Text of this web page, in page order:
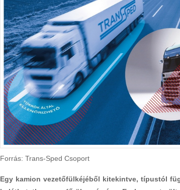
Forrás: Trans-Sped Csoport
Egy kamion vezetőfülkéjéből kitekintve, típustól